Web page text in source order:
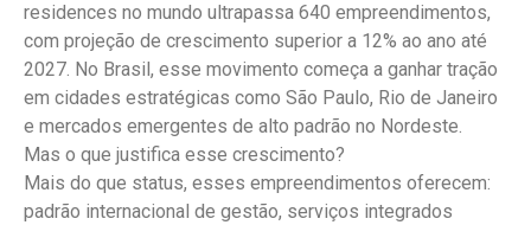
residences no mundo ultrapassa 640 empreendimentos,
com projeção de crescimento superior a 12% ao ano até
2027. No Brasil, esse movimento começa a ganhar tração
em cidades estratégicas como São Paulo, Rio de Janeiro
e mercados emergentes de alto padrão no Nordeste.
Mas o que justifica esse crescimento?
Mais do que status, esses empreendimentos oferecem:
padrão internacional de gestão, serviços integrados